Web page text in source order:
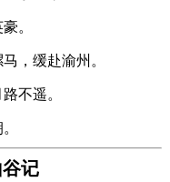
。
，缓赴渝州。
不遥。
记